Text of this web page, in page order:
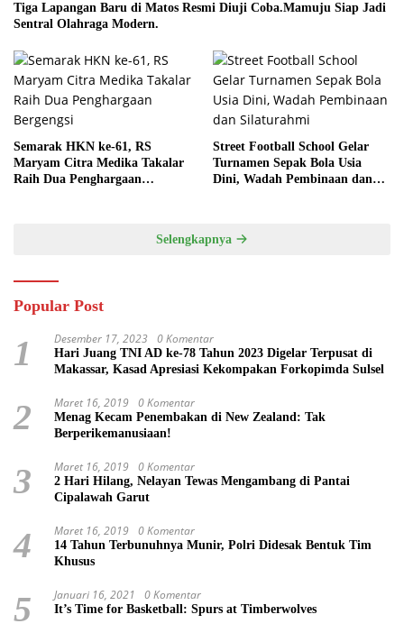
Tiga Lapangan Baru di Matos Resmi Diuji Coba.Mamuju Siap Jadi
Sentral Olahraga Modern.
Semarak HKN ke-61, RS
Maryam Citra Medika Takalar
Raih Dua Penghargaan
Street Football School Gelar
Turnamen Sepak Bola Usia
Dini, Wadah Pembinaan dan
Selengkapnya
Popular Post
1 Desember 17, 2023 0 Komentar
Hari Juang TNI AD ke-78 Tahun 2023 Digelar Terpusat di
Makassar, Kasad Apresiasi Kekompakan Forkopimda Sulsel
2 Maret 16, 2019 0 Komentar
Menag Kecam Penembakan di New Zealand: Tak
Berperikemanusiaan!
3 Maret 16, 2019 0 Komentar
2 Hari Hilang, Nelayan Tewas Mengambang di Pantai
Cipalawah Garut
4 Maret 16, 2019 0 Komentar
14 Tahun Terbunuhnya Munir, Polri Didesak Bentuk Tim
Khusus
5 Januari 16, 2021 0 Komentar
It’s Time for Basketball: Spurs at Timberwolves